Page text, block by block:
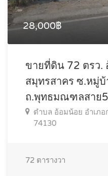
28,000฿
ขายที่ดิน 72 ตรว.
สมุทรสาคร ซ.หมู่
ถ.พุทธมณฑลสาย
ตำบล อ้อมน้อย อำเภ
74130
72 ตารางวา